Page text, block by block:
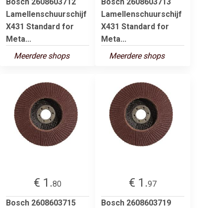
Lamellenschuurschijf
X431 Standard for
Meta...
Meerdere shops
Lamellenschuurschijf
X431 Standard for
Meta...
Meerdere shops
€ 1.80
Bosch 2608603715
€ 1.97
Bosch 2608603719